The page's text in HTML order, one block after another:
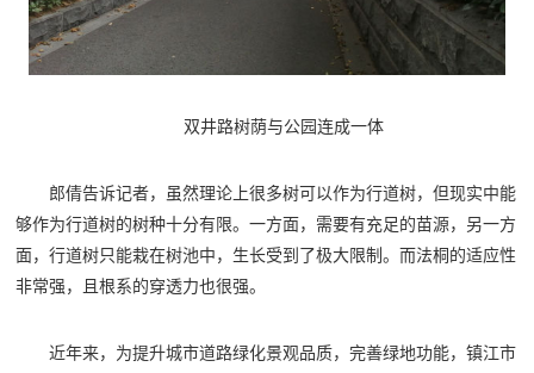
双井路树荫与公园连成一体
郎倩告诉记者，虽然理论上很多树可以作为行道树，但现实中能
够作为行道树的树种十分有限。一方面，需要有充足的苗源，另一方
面，行道树只能栽在树池中，生长受到了极大限制。而法桐的适应性
非常强，且根系的穿透力也很强。
近年来，为提升城市道路绿化景观品质，完善绿地功能，镇江市